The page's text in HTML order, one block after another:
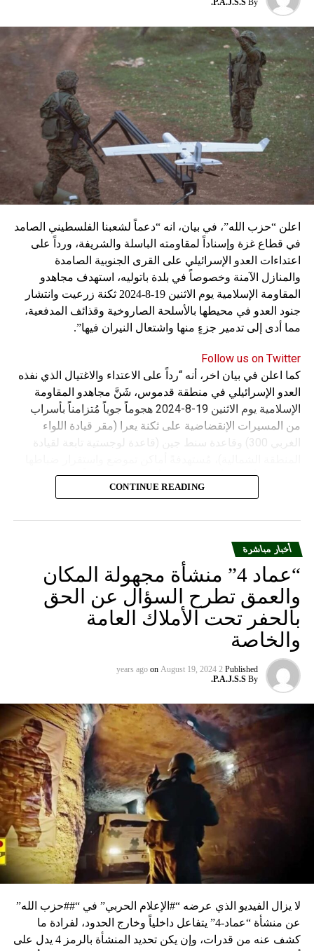
نسبه الحزب الى إسرائيل”.
By
P.A.J.S.S.
اعلن “حزب الله”، في بيان، انه “دعماً لشعبنا الفلسطيني الصامد
في قطاع غزة وإسناداً لمقاومته الباسلة ‌‏‌‏‌والشريفة، ورداً على
اعتداءات العدو الإسرائيلي على القرى الجنوبية الصامدة
والمنازل الآمنة وخصوصاً في بلدة باتوليه، استهدف مجاهدو
المقاومة الإسلامية يوم الاثنين 19-8-2024 ثكنة زرعيت وانتشار
جنود العدو في محيطها بالأسلحة الصاروخية وقذائف المدفعية،
مما أدى إلى تدمير جزءٍ منها واشتعال النيران فيها”.
Follow us on Twitter
كما اعلن في بيان اخر، أنه “رداً على الاعتداء والاغتيال الذي نفذه
العدو الإسرائيلي في منطقة قدموس، شَنَّ مجاهدو المقاومة
الإسلامية يوم الاثنين 19-8-2024 هجوماً جوياً مُتزامناً بأسراب
من المسيرات الإنقضاضية على ثكنة يعرا (مقر قيادة اللواء
الغربي 300) وقاعدة سنط جين (قاعدة لوجستية تابعة لقيادة
وجنودها وأصابت أهدافها بدقة وأوقعت فيهم عدداً من القتلى
CONTINUE READING
أخبار مباشرة
“عماد 4” منشأة مجهولة المكان
والعمق تطرح السؤال عن الحق
بالحفر تحت الأملاك العامة
والخاصة
Published
2 years ago
on August 19, 2024
By
P.A.J.S.S.
لا يزال الفيديو الذي عرضه “#الإعلام الحربي” في “##حزب الله”
عن منشأة “عماد-4” يتفاعل داخلياً وخارج الحدود، لفرادة ما
كشف عنه من قدرات، وإن يكن تحديد المنشأة بالرمز 4 يدل على